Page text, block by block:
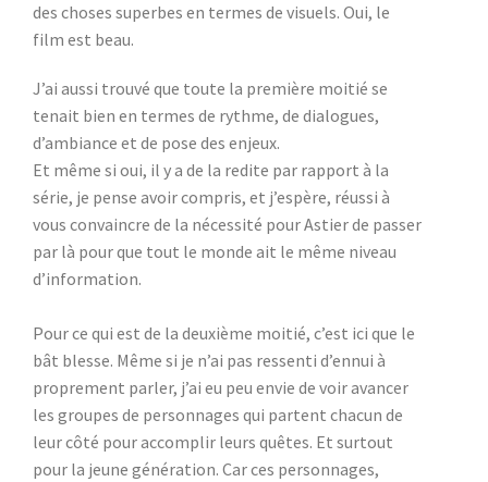
des choses superbes en termes de visuels. Oui, le
film est beau.
J’ai aussi trouvé que toute la première moitié se
tenait bien en termes de rythme, de dialogues,
d’ambiance et de pose des enjeux.
Et même si oui, il y a de la redite par rapport à la
série, je pense avoir compris, et j’espère, réussi à
vous convaincre de la nécessité pour Astier de passer
par là pour que tout le monde ait le même niveau
d’information.
Pour ce qui est de la deuxième moitié, c’est ici que le
bât blesse. Même si je n’ai pas ressenti d’ennui à
proprement parler, j’ai eu peu envie de voir avancer
les groupes de personnages qui partent chacun de
leur côté pour accomplir leurs quêtes. Et surtout
pour la jeune génération. Car ces personnages,